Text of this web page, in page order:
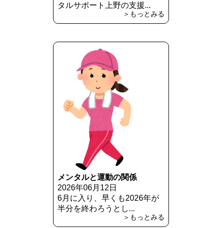
タルサポート上野の支援...
＞もっとみる
メンタルと運動の関係
2026年06月12日
6月に入り、早くも2026年が
半分を終わろうとし...
＞もっとみる